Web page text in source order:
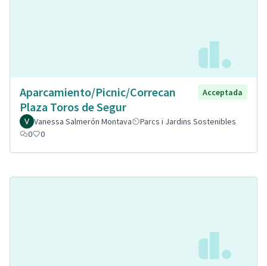
Aparcamiento/Picnic/Correcan
Plaza Toros de Segur
Acceptada
Vanessa Salmerón Montava
Parcs i Jardins Sostenibles
0
0